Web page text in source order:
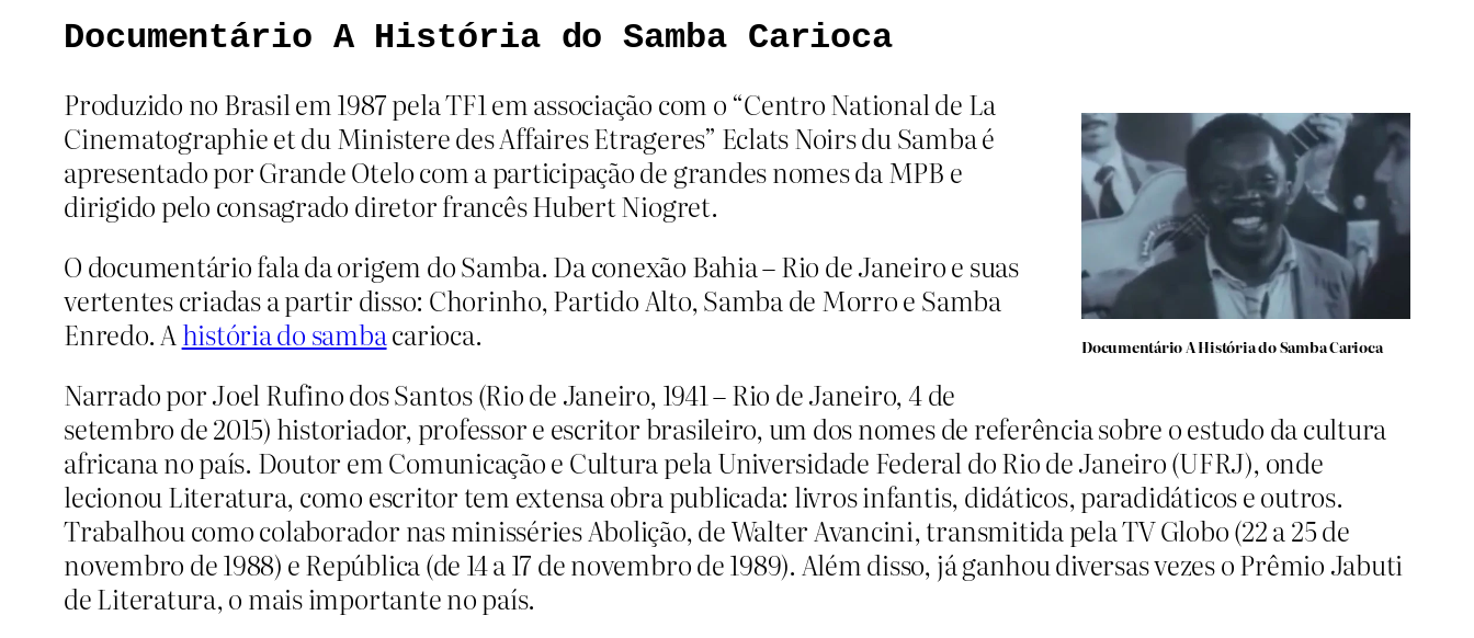
Documentário A História do Samba Carioca
Documentário A História do Samba Carioca
Produzido no Brasil em 1987 pela TF1 em associação com o “Centro National de La
Cinematographie et du Ministere des Affaires Etrageres” Eclats Noirs du Samba é
apresentado por Grande Otelo com a participação de grandes nomes da MPB e
dirigido pelo consagrado diretor francês Hubert Niogret.
O documentário fala da origem do Samba. Da conexão Bahia – Rio de Janeiro e suas
vertentes criadas a partir disso: Chorinho, Partido Alto, Samba de Morro e Samba
Enredo. Ahistória do sambacarioca.
Narrado por Joel Rufino dos Santos (Rio de Janeiro, 1941 – Rio de Janeiro, 4 de
setembro de 2015) historiador, professor e escritor brasileiro, um dos nomes de referência sobre o estudo da cultura
africana no país. Doutor em Comunicação e Cultura pela Universidade Federal do Rio de Janeiro (UFRJ), onde
lecionou Literatura, como escritor tem extensa obra publicada: livros infantis, didáticos, paradidáticos e outros.
Trabalhou como colaborador nas minisséries Abolição, de Walter Avancini, transmitida pela TV Globo (22 a 25 de
novembro de 1988) e República (de 14 a 17 de novembro de 1989). Além disso, já ganhou diversas vezes o Prêmio Jabuti
de Literatura, o mais importante no país.